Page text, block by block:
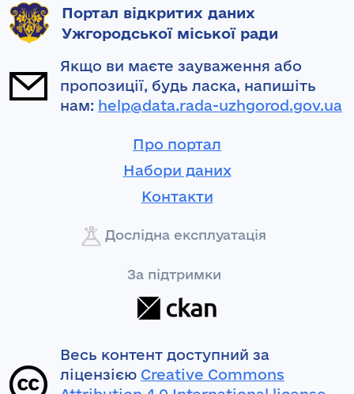
Портал відкритих даних
Ужгородської міської ради
Якщо ви маєте зауваження або
пропозиції, будь ласка, напишіть
нам: help@data.rada-uzhgorod.gov.ua
Про портал
Набори даних
Контакти
Дослідна експлуатація
За підтримки
Весь контент доступний за
ліцензією Creative Commons